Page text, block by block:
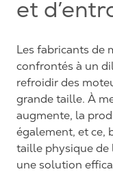
et
Les fabricants de
confrontés à un
refroidir des
grande taille. À
augmente, la
également, et ce,
taille physique de
une solution